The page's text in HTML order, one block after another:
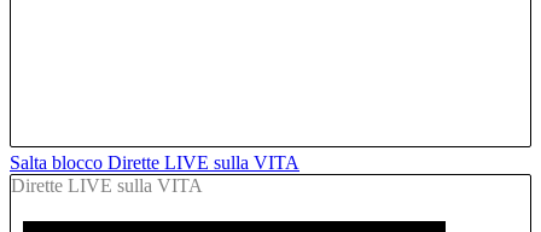
Salta blocco Dirette LIVE sulla VITA
Dirette LIVE sulla VITA